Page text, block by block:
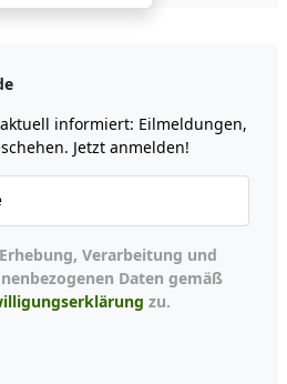
informiert: Eilmeldungen,
Jetzt anmelden!
Daten gemäß
zu.